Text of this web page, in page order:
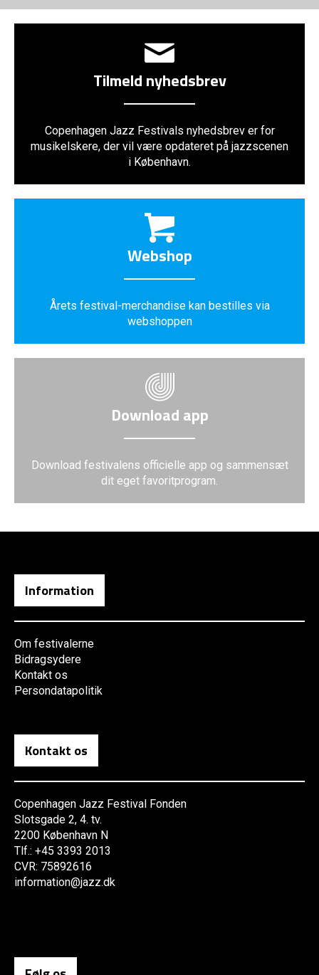
Tilmeld nyhedsbrev
Copenhagen Jazz Festivals nyhedsbrev er for
musikelskere, der vil være opdateret på jazzscenen
i København.
Webshop
Årets festival-merchandise kan bestilles via
webshoppen
Download app
Download festivalens officielle app og sammensæt
dit eget favoritprogram.
Information
Om festivalerne
Bidragsydere
Kontakt os
Persondatapolitik
Kontakt os
Copenhagen Jazz Festival Fonden
Slotsgade 2, 4. tv.
2200 København N
Tlf.: +45 3393 2013
CVR: 75892616
information@jazz.dk